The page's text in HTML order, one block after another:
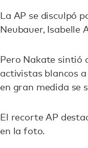
La AP se disculpó
Neubauer, Isabelle
Pero Nakate sintió
activistas blancos
en gran medida se
El recorte AP
en la foto.